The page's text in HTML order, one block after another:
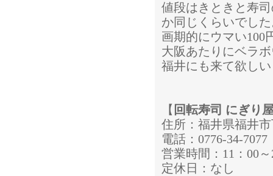
値段はきときと寿
か同じくらいでし
画期的にウマい100
大阪あたりにベラ
福井にも来て欲し
【 回転寿司 にぎり
住所：福井県福井
電話：0776-34-7077
営業時間：11：00
定休日：なし